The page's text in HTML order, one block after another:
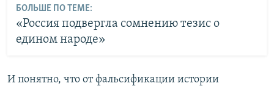
БОЛЬШЕ ПО ТЕМЕ:
«Россия подвергла сомнению тезис о
едином народе»
И понятно, что от фальсификации истории